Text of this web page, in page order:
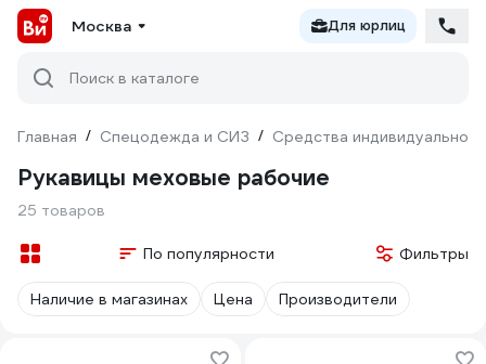
Москва Для юрлиц
Поиск в каталоге
Главная / Спецодежда и СИЗ / Средства индивидуальной
Рукавицы меховые рабочие
25 товаров
По популярности Фильтры
Наличие в магазинах Цена Производители